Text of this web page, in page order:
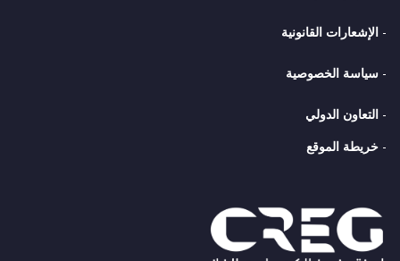
- الإشعارات القانونية
- سياسة الخصوصية
- التعاون الدولي
- خريطة الموقع